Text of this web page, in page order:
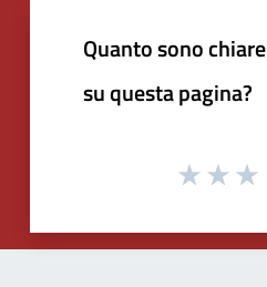
Quanto sono
su questa pagina?